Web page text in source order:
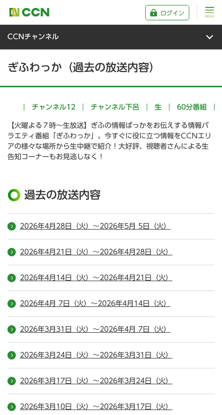
ログイン
CCNチャンネル
ぎふわっか（過去の放送内容）
チャンネル12 チャンネル下呂 生 60分番組
【火曜よる７時～生放送】ぎふの情報ばっかをお伝えする情報バ
ラエティ番組「ぎふわっか」。今すぐに役に立つ情報をCCNエリ
アの様々な場所から生中継で紹介！大好評、視聴者さんによる生
告知コーナーもお見逃しなく！
過去の放送内容
2026年4月28日（火）～2026年5月 5日（火）
2026年4月21日（火）～2026年4月28日（火）
2026年4月14日（火）～2026年4月21日（火）
2026年4月 7日（火）～2026年4月14日（火）
2026年3月31日（火）～2026年4月 7日（火）
2026年3月24日（火）～2026年3月31日（火）
2026年3月17日（火）～2026年3月24日（火）
2026年3月10日（火）～2026年3月17日（火）